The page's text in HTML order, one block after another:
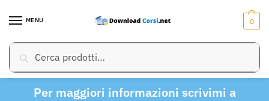
MENU
Cerca:Cerca
0
Per maggiori informazioni scrivimi a